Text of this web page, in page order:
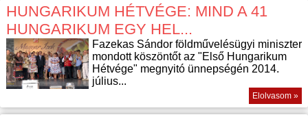
HUNGARIKUM HÉTVÉGE: MIND A 41
HUNGARIKUM EGY HEL...
Fazekas Sándor földművelésügyi miniszter
mondott köszöntőt az "Első Hungarikum
Hétvége" megnyitó ünnepségén 2014.
július...
Elolvasom »